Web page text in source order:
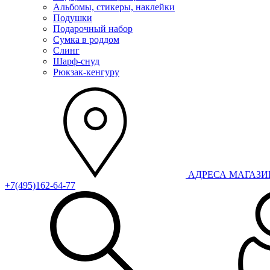
Альбомы, стикеры, наклейки
Подушки
Подарочный набор
Сумка в роддом
Слинг
Шарф-снуд
Рюкзак-кенгуру
АДРЕСА
+7(495)162-64-77